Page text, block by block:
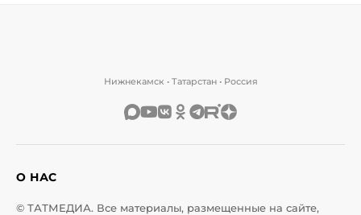
Нижнекамск • Татарстан • Россия
О НАС
© ТАТМЕДИА. Все материалы, размещенные на сайте,